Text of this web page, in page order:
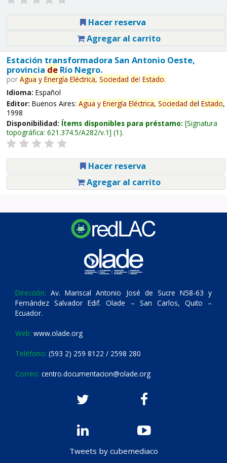
Hacer reserva
Agregar al carrito
Estación transformadora San Antonio Oeste,
provincia deRío Negro.
por Agua y Energía Eléctrica, Sociedad del Estado.
Idioma: Español
Editor: Buenos Aires: Agua y Energía Eléctrica, Sociedad del Estado,
1998
Disponibilidad: Ítems disponibles para préstamo: Signatura
topográfica: 621.374.5/A282/v.1 (1).
Hacer reserva
Agregar al carrito
Dirección: Av. Mariscal Antonio José de Sucre N58-63 y
Fernández Salvador Edif. Olade – San Carlos, Quito –
Ecuador.
Web: www.olade.org
Teléfono: (593 2) 259 8122 / 2598 280
Correo: centro.documentacion@olade.org
Tweets by cubemediaco